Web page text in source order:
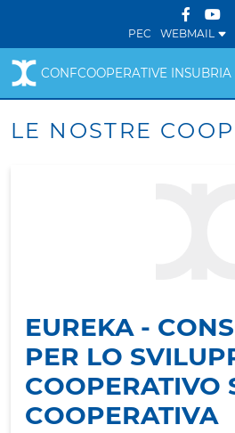
PEC WEBMAIL
CONFCOOPERATIVE INSUBRIA
LE NOSTRE
EUREKA -
PER LO
COOPERATIVO
COOPERATIVA